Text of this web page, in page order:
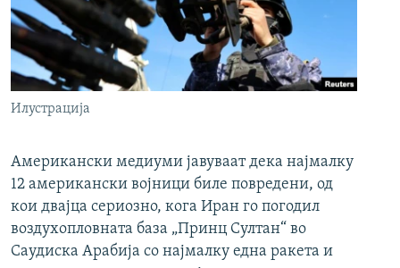
Илустрација
Американски медиуми јавуваат дека најмалку
12 американски војници биле повредени, од
кои двајца сериозно, кога Иран го погодил
воздухопловната база „Принц Султан“ во
Саудиска Арабија со најмалку една ракета и